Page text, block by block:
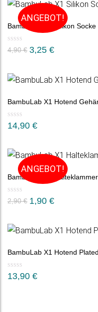
4,90 €.
ANGEBOT!
BambuLab X1 Silikon Socke
4,90€ 3,25 €
BambuLab X1 Hotend
14,90 €
ANGEBOT!
BambuLab X1 Halteklammer
2,90€ Ursprünglicher
war:
1,90 €Aktueller
ist:
BambuLab X1 Hotend
13,90 €